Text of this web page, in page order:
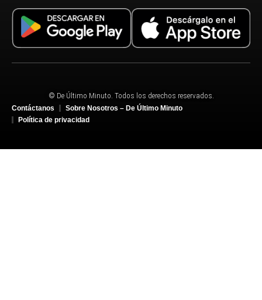
© De Último Minuto. Todos los derechos reservados.
Contáctanos
Sobre Nosotros – De Último Minuto
Política de privacidad